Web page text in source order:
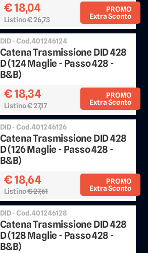
PROMO
Extra Sconto
€ 18,04
Listino€ 26,73 Sconto 25%
DID - Cod.401246124
Catena Trasmissione DID 428
D (124 Maglie - Passo 428 -
B&B)
PROMO
Extra Sconto
€ 18,34
Listino€ 27,17 Sconto 25%
DID - Cod.401246126
Catena Trasmissione DID 428
D (126 Maglie - Passo 428 -
B&B)
PROMO
Extra Sconto
€ 18,64
Listino€ 27,61 Sconto 25%
DID - Cod.401246128
Catena Trasmissione DID 428
D (128 Maglie - Passo 428 -
B&B)